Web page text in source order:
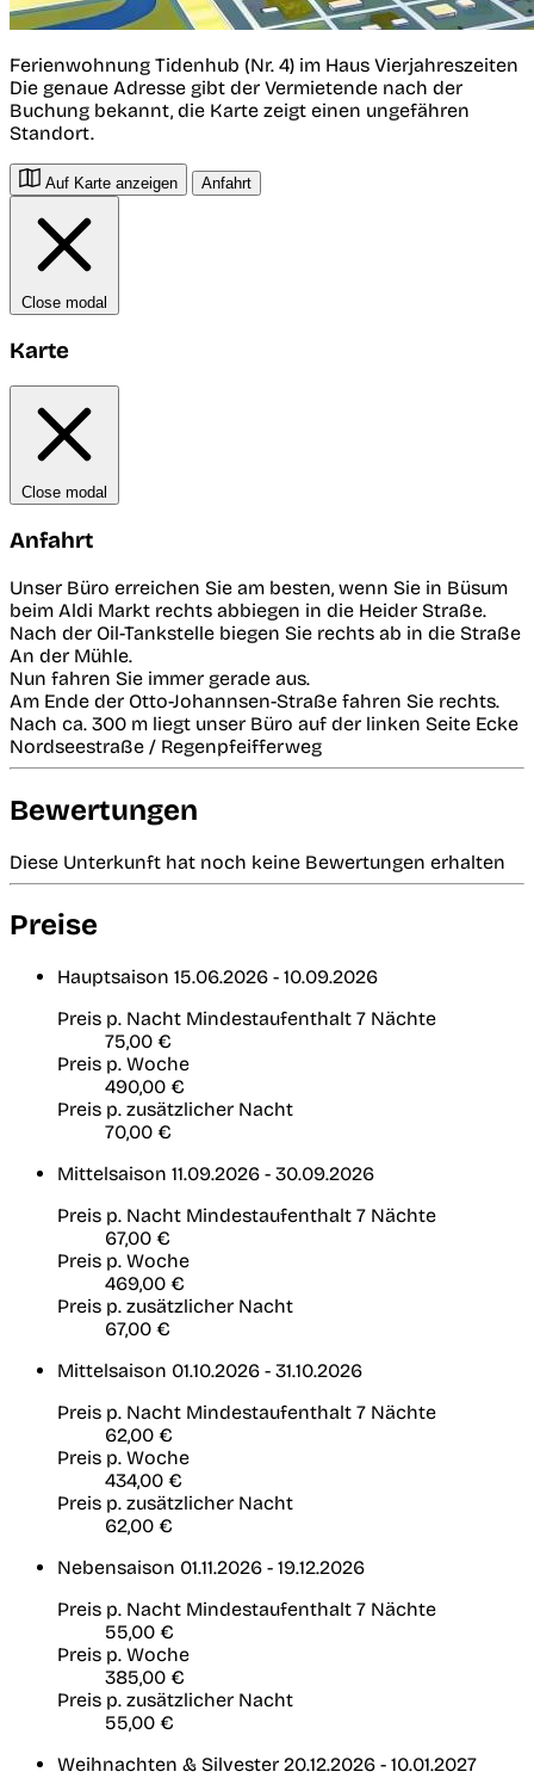
Ferienwohnung Tidenhub (Nr. 4) im Haus Vierjahreszeiten
Die genaue Adresse gibt der Vermietende nach der
Buchung bekannt, die Karte zeigt einen ungefähren
Standort.
Auf Karte anzeigen Anfahrt
Close modal
Karte
Close modal
Anfahrt
Unser Büro erreichen Sie am besten, wenn Sie in Büsum
beim Aldi Markt rechts abbiegen in die Heider Straße.
Nach der Oil-Tankstelle biegen Sie rechts ab in die Straße
An der Mühle.
Nun fahren Sie immer gerade aus.
Am Ende der Otto-Johannsen-Straße fahren Sie rechts.
Nach ca. 300 m liegt unser Büro auf der linken Seite Ecke
Nordseestraße / Regenpfeifferweg
Bewertungen
Diese Unterkunft hat noch keine Bewertungen erhalten
Preise
Hauptsaison 15.06.2026 - 10.09.2026
Preis p. Nacht Mindestaufenthalt 7 Nächte
75,00 €
Preis p. Woche
490,00 €
Preis p. zusätzlicher Nacht
70,00 €
Mittelsaison 11.09.2026 - 30.09.2026
Preis p. Nacht Mindestaufenthalt 7 Nächte
67,00 €
Preis p. Woche
469,00 €
Preis p. zusätzlicher Nacht
67,00 €
Mittelsaison 01.10.2026 - 31.10.2026
Preis p. Nacht Mindestaufenthalt 7 Nächte
62,00 €
Preis p. Woche
434,00 €
Preis p. zusätzlicher Nacht
62,00 €
Nebensaison 01.11.2026 - 19.12.2026
Preis p. Nacht Mindestaufenthalt 7 Nächte
55,00 €
Preis p. Woche
385,00 €
Preis p. zusätzlicher Nacht
55,00 €
Weihnachten & Silvester 20.12.2026 - 10.01.2027